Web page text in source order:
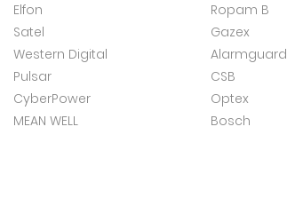
Elfon
Satel
Western Digital
Pulsar
CyberPower
MEAN WELL
Ropam B
Gazex
Alarmguard
CSB
Optex
Bosch